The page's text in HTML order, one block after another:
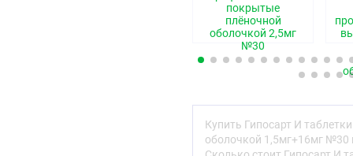
Если у Вас возникли
врачу. Данная
нежелательные
вкладыша.
Содержание листка-
Что из себя
О чём следует
Приём препарата
Возможные
покрытые
плёночной
оболочкой 2,5мг
№30
Купить Гипосарт И
оболочкой 1,5мг+16мг №30